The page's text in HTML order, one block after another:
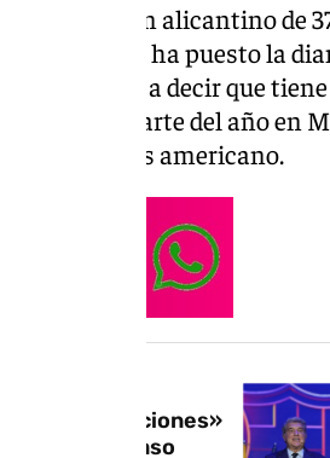
Riquelme, un alicantino de
el que Pérez ha puesto la
ha llegado a decir que
buena parte del año en
en este país americano.
a las «acusaciones»
sobre el ‘caso